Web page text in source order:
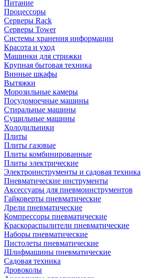
Питание
Процессоры
Серверы Rack
Серверы Tower
Системы хранения информации
Красота и уход
Машинки для стрижки
Крупная бытовая техника
Винные шкафы
Вытяжки
Морозильные камеры
Посудомоечные машины
Стиральные машины
Сушильные машины
Холодильники
Плиты
Плиты газовые
Плиты комбинированные
Плиты электрические
Электроинструменты и садовая техника
Пневматические инструменты
Аксессуары для пневмоинструментов
Гайковерты пневматические
Дрели пневматические
Компрессоры пневматические
Краскораспылители пневматические
Наборы пневматические
Пистолеты пневматические
Шлифмашины пневматические
Садовая техника
Дровоколы